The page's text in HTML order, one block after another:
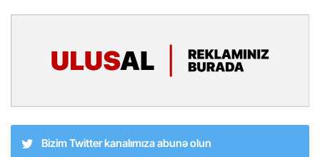
Bizim Twitter kanalımıza abunə olun